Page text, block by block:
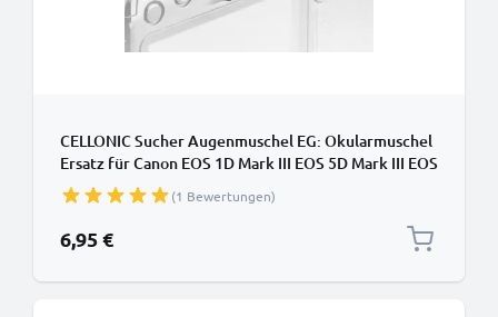
CELLONIC Sucher Augenmuschel EG: Okularmuschel
Ersatz für Canon EOS 1D Mark III EOS 5D Mark III EOS
7D Okular Augen Muschel, Silikon Viewfinder Eye
Cup, Kamera Blendschutz für View Finder Display,
Camera Eyepiece
(1 Bewertungen)
6,95 €